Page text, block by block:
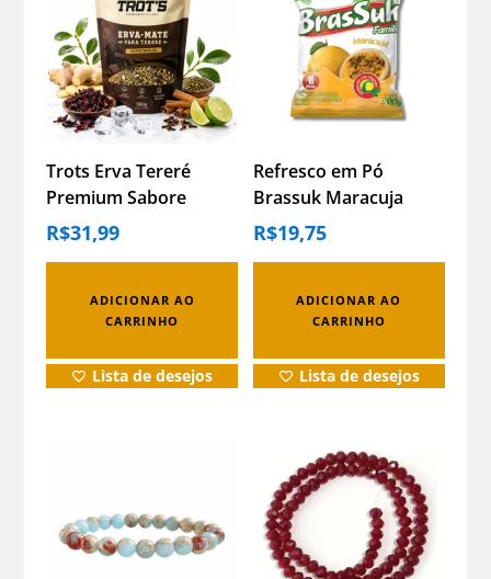
Trots Erva Tereré
Premium Sabore
Especiarias 500g
R$31,99
ADICIONAR AO
CARRINHO
Lista de desejos
Refresco em Pó
Brassuk Maracuja
300g – Fácil e
Economico
R$19,75
ADICIONAR AO
CARRINHO
Lista de desejos